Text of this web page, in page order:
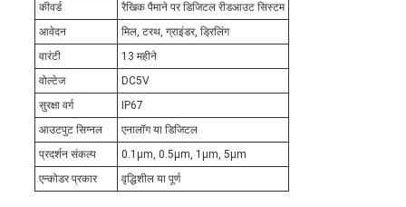
कीवर्ड
रैखिक पैमाने पर डिजिटल रीडआउट सिस्टम
आवेदन
मिल, टरथ, ग्राइंडर, ड्रिलिंग
वारंटी
13 महीने
वोल्टेज
DC5V
सुरक्षा वर्ग
IP67
आउटपुट सिग्नल
एनालॉग या डिजिटल
प्रदर्शन संकल्प
0.1μm, 0.5μm, 1μm, 5μm
एन्कोडर प्रकार
वृद्धिशील या पूर्ण